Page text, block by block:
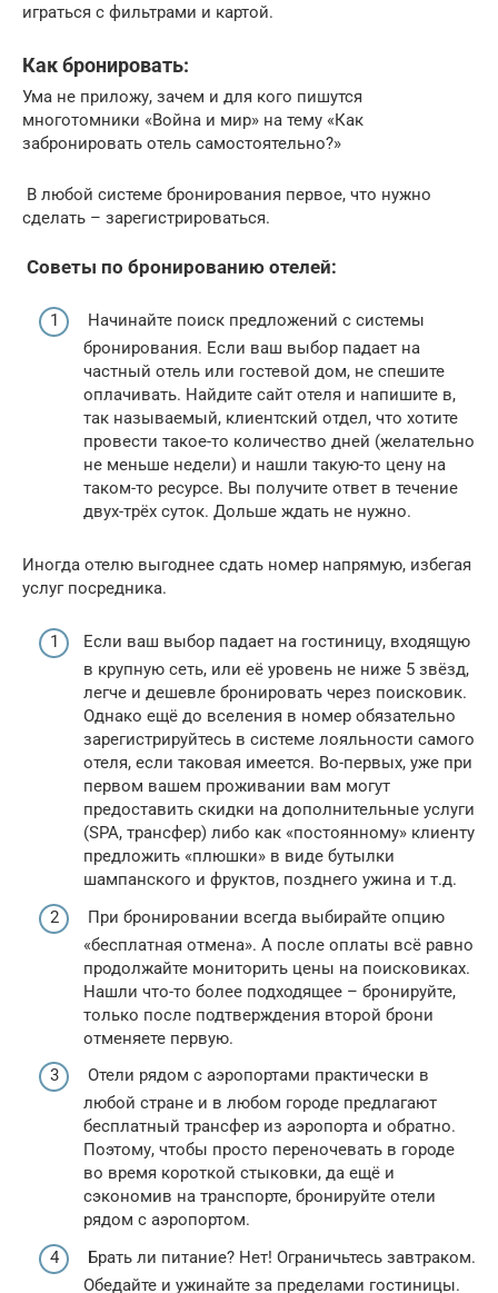
играться с фильтрами и картой.
Как бронировать:
Ума не приложу, зачем и для кого пишутся
многотомники «Война и мир» на тему «Как
забронировать отель самостоятельно?»
В любой системе бронирования первое, что нужно
сделать – зарегистрироваться.
Советы по бронированию отелей:
Начинайте поиск предложений с системы
бронирования. Если ваш выбор падает на
частный отель или гостевой дом, не спешите
оплачивать. Найдите сайт отеля и напишите в,
так называемый, клиентский отдел, что хотите
провести такое-то количество дней (желательно
не меньше недели) и нашли такую-то цену на
таком-то ресурсе. Вы получите ответ в течение
двух-трёх суток. Дольше ждать не нужно.
Иногда отелю выгоднее сдать номер напрямую, избегая
услуг посредника.
Если ваш выбор падает на гостиницу, входящую
в крупную сеть, или её уровень не ниже 5 звёзд,
легче и дешевле бронировать через поисковик.
Однако ещё до вселения в номер обязательно
зарегистрируйтесь в системе лояльности самого
отеля, если таковая имеется. Во-первых, уже при
первом вашем проживании вам могут
предоставить скидки на дополнительные услуги
(SPA, трансфер) либо как «постоянному» клиенту
предложить «плюшки» в виде бутылки
шампанского и фруктов, позднего ужина и т.д.
При бронировании всегда выбирайте опцию
«бесплатная отмена». А после оплаты всё равно
продолжайте мониторить цены на поисковиках.
Нашли что-то более подходящее – бронируйте,
только после подтверждения второй брони
отменяете первую.
Отели рядом с аэропортами практически в
любой стране и в любом городе предлагают
бесплатный трансфер из аэропорта и обратно.
Поэтому, чтобы просто переночевать в городе
во время короткой стыковки, да ещё и
сэкономив на транспорте, бронируйте отели
рядом с аэропортом.
Брать ли питание? Нет! Ограничьтесь завтраком.
Обедайте и ужинайте за пределами гостиницы.